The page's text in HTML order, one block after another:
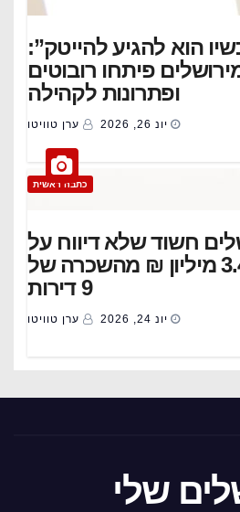
הוא להגיע להייטק”:
פיתחו רובוטים
ופתרונות לקהילה
יונ 26, 2026 ערן טוויטו
כתבה ראשית
חשוד שלא דיווח על
הכנסות של כ-3.4 מיליון ₪ מהשכרה של
9 דירות
יונ 24, 2026 ערן טוויטו
שלי